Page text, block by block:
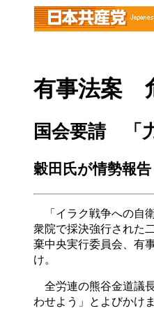
有事法案
国会要請 「
穀田氏が情勢報告
「イラク戦争への自
衆院で採決強行された
棄中央実行委員会、有
け。
全労連の熊谷金道議
わせよう」とよびかけ